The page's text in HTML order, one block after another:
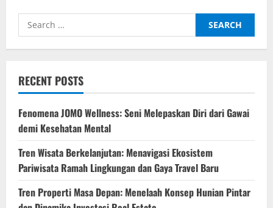
Search
for:
RECENT POSTS
Fenomena JOMO Wellness: Seni Melepaskan Diri dari Gawai
demi Kesehatan Mental
Tren Wisata Berkelanjutan: Menavigasi Ekosistem
Pariwisata Ramah Lingkungan dan Gaya Travel Baru
Tren Properti Masa Depan: Menelaah Konsep Hunian Pintar